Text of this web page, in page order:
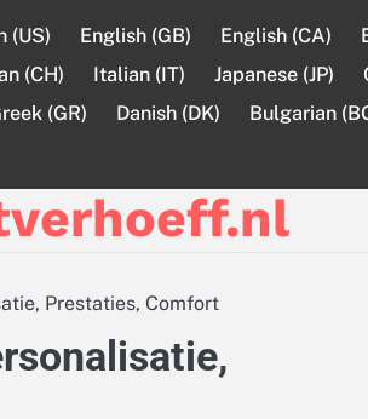
(US) English (GB) English (CA)
(CH) Italian (IT) Japanese (JP)
(GR) Danish (DK)
Bulgarian
Prestaties, Comfort